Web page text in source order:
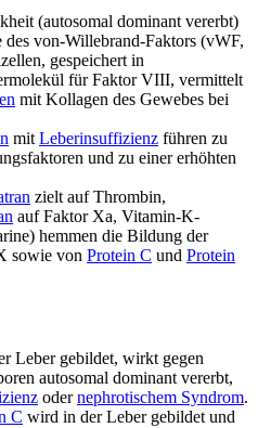
(autosomal dominant vererbt)
von-Willebrand-Faktors (vWF,
gespeichert in
für Faktor VIII, vermittelt
mit Kollagen des Gewebes bei
mit Leberinsuffizienz führen zu
und zu einer erhöhten
zielt auf Thrombin,
auf Faktor Xa, Vitamin-K-
hemmen die Bildung der
sowie von Protein C und Protein
Leber gebildet, wirkt gegen
autosomal dominant vererbt,
odernephrotischem Syndrom.
C wird in der Leber gebildet und